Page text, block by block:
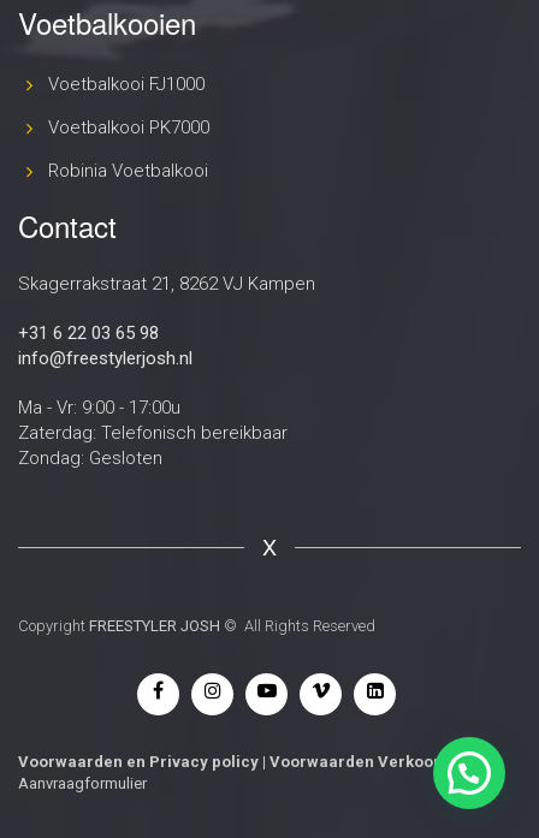
Voetbalkooien
Voetbalkooi FJ1000
Voetbalkooi PK7000
Robinia Voetbalkooi
Contact
Skagerrakstraat 21, 8262 VJ Kampen
+31 6 22 03 65 98
info@freestylerjosh.nl
Ma - Vr: 9:00 - 17:00u
Zaterdag: Telefonisch bereikbaar
Zondag: Gesloten
X
Copyright FREESTYLER JOSH © All Rights Reserved
Voorwaarden en Privacy policy | Voorwaarden Verkoop |
Aanvraagformulier